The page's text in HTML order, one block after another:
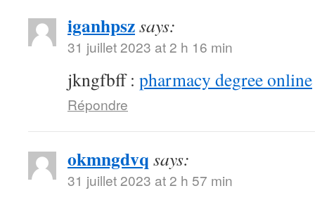
iganhpszsays:
31 juillet 2023 at 2 h 16 min
jkngfbff : pharmacy degree online
Répondre
okmngdvq says:
31 juillet 2023 at 2 h 57 min